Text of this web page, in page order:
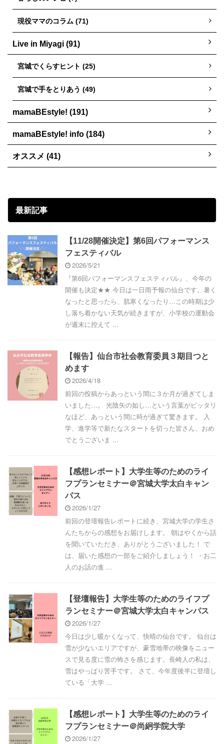
現役ママのコラム (71)
Live in Miyagi (91)
宮城でくらすヒント (25)
宮城で手をとりあう (49)
mamaBEstyle! (191)
mamaBEstyle! info (184)
オススメ (41)
最新記事
【11/28開催決定】第6回パフォーマンス
フェスティバル
2026/5/21
『第6回パフォーマンスフェスティバル』、今年の
開催も決定★★ 今日は一日雨予報の仙台です。暑く
なったと思ったら、肌寒くなったり…この時期は少
し落ち着かない天気が続きますが、小学校の運動会
が週末に控えて ...
【報告】仙台市社会教育委員３期目つと
めます
2026/4/18
前回の投稿からあっという間に３か月が過ぎてしま
いました…。 光陰矢の如し…という言葉がピッタリ
なほど、あっという間に時が過ぎて驚きます。 入
学、進学等で新たなスタートを切った皆さん、おめ
でとうございま ...
【感想レポート】大学生等のためのライ
フプランセミナー＠宮城大学太白キャン
パス
2026/1/27
前回の登壇報告レポートに続き、宮城大学の学生さ
んたちからの感想をお届けします。 朝はやくから話
を聞いていただき、ありがとうございました！ で
は、届いた感想の一部をご紹介しましょう！ ・お二
人のお話の進 ...
【登壇報告】大学生等のためのライフプ
ランセミナー＠宮城大学太白キャンパス
2026/1/27
今日は少し暖かくなって、快晴の仙台です。 仙台は
雪が少ないエリアですが、豪雪地帯の映像をニュー
スで見る度に雪の怖さを感じます。長崎人の私は、
雪はやっぱり苦手です。 さて、今年度後半に登壇し
ている「大学 ...
【感想レポート】大学生等のためのライ
フプランセミナー＠尚絅学院大学
2026/1/27